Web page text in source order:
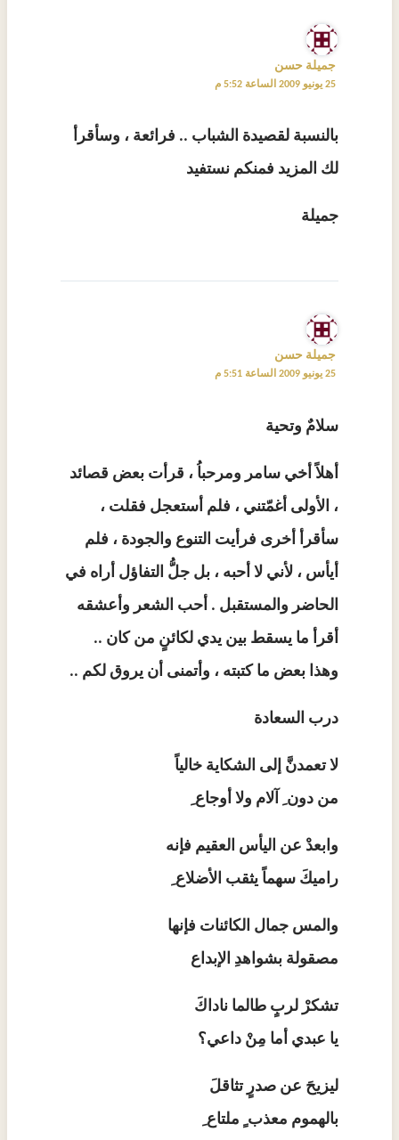
جميلة حسن
25 يونيو 2009 الساعة 5:52 م
بالنسبة لقصيدة الشباب .. فرائعة ، وسأقرأ
لك المزيد فمنكم نستفيد
جميلة
جميلة حسن
25 يونيو 2009 الساعة 5:51 م
سلامٌ وتحية
أهلاً أخي سامر ومرحباُ ، قرأت بعض قصائد
، الأولى أغمّتني ، فلم أستعجل فقلت ،
سأقرأ أخرى فرأيت التنوع والجودة ، فلم
أيأس ، لأني لا أحبه ، بل جلُّ التفاؤل أراه في
الحاضر والمستقبل . أحب الشعر وأعشقه
أقرأ ما يسقط بين يدي لكائنٍ من كان ..
وهذا بعض ما كتبته ، وأتمنى أن يروق لكم ..
درب السعادة
لا تعمدنَّ إلى الشكاية خالياً
من دون ِ آلام ولا أوجاع ِ
وابعدْ عن اليأس العقيم فإنه
راميكَ سهماً يثقب الأضلاع ِ
والمس جمال الكائنات فإنها
مصقولة بشواهدِ الإبداع
تشكرْ لربٍ طالما ناداكَ
يا عبدي أما مِنْ داعي؟
ليزيحَ عن صدرٍ تثاقلَ
بالهموم معذب ٍ ملتاع ِ